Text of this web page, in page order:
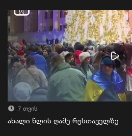
7 თვის
ახალი წლის ღამე რუსთაველზე